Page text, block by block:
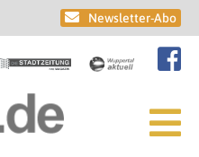
Newsletter-Abo